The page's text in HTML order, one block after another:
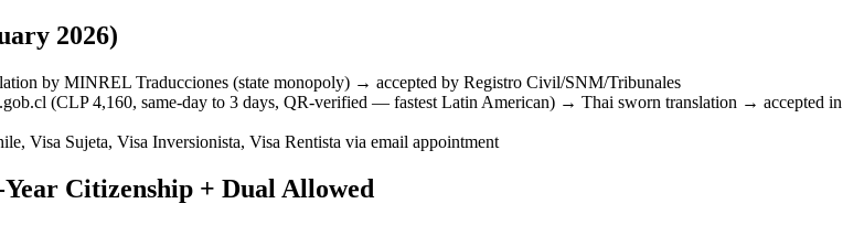
2026)
by MINREL Traducciones (state monopoly) → accepted by Registro Civil/SNM/Tribunales
(CLP 4,160, same-day to 3 days, QR-verified — fastest Latin American) → Thai sworn translation → accepted in
Visa Sujeta, Visa Inversionista, Visa Rentista via email appointment
Citizenship + Dual Allowed